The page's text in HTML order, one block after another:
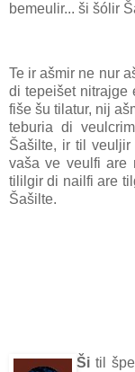
bemeulir... ši šólir
Te ir ašmir ne nur
di tepeišet nitrajge
fiše šu tilatur, nij
teburia di
Šašilte, ir til
vaša ve veulfi are
tililgir di nailfi are
Šašilte.
Ši til